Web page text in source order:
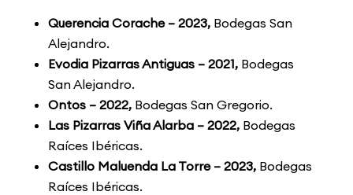
Querencia Corache – 2023,Bodegas San
Alejandro.
Evodia Pizarras Antiguas – 2021,Bodegas
San Alejandro.
Ontos – 2022,Bodegas San Gregorio.
Las Pizarras Viña Alarba – 2022,Bodegas
Raíces Ibéricas.
Castillo Maluenda La Torre – 2023, Bodegas
Raíces Ibéricas.